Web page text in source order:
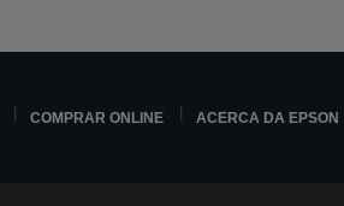
COMPRAR ONLINE ACERCA DA EPSON